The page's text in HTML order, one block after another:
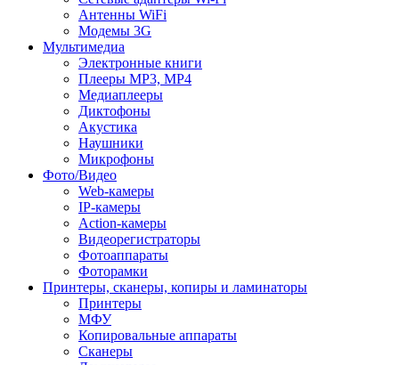
Антенны WiFi
Модемы 3G
Мультимедиа
Электронные книги
Плееры MP3, MP4
Медиаплееры
Диктофоны
Акустика
Наушники
Микрофоны
Фото/Видео
Web-камеры
IP-камеры
Action-камеры
Видеорегистраторы
Фотоаппараты
Фоторамки
Принтеры, сканеры, копиры и ламинаторы
Принтеры
МФУ
Копировальные аппараты
Сканеры